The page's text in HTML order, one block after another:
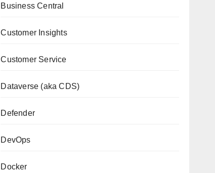
Business Central
Customer Insights
Customer Service
Dataverse (aka CDS)
Defender
DevOps
Docker